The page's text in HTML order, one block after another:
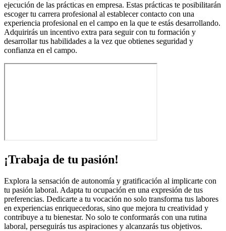
ejecución de las prácticas en empresa. Estas prácticas te posibilitarán
escoger tu carrera profesional al establecer contacto con una
experiencia profesional en el campo en la que te estás desarrollando.
Adquirirás un incentivo extra para seguir con tu formación y
desarrollar tus habilidades a la vez que obtienes seguridad y
confianza en el campo.
¡Trabaja de tu pasión!
Explora la sensación de autonomía y gratificación al implicarte con
tu pasión laboral. Adapta tu ocupación en una expresión de tus
preferencias. Dedicarte a tu vocación no solo transforma tus labores
en experiencias enriquecedoras, sino que mejora tu creatividad y
contribuye a tu bienestar. No solo te conformarás con una rutina
laboral, perseguirás tus aspiraciones y alcanzarás tus objetivos.